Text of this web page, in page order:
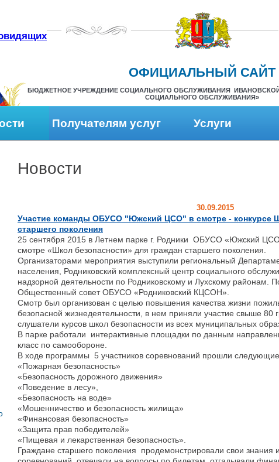
ОФИЦИАЛЬНЫЙ САЙТ
БЮДЖЕТНОЕ УЧРЕЖДЕНИЕ СОЦИАЛЬНОГО ОБСЛУЖИВАНИЯ
СОЦИАЛЬНОГО ОБСЛУЖИВАНИЯ»
Получателям услуг Услуги
Новости
30.09.2015
Участие команды ОБУСО "Южский ЦСО" в смотре - конкурсе
старшего поколения
25 сентября 2015 в Летнем парке г. Родники ОБУСО «Южский
смотре «Школ безопасности» для граждан старшего поколения.
Организаторами мероприятия выступили региональный
населения, Родниковский комплексный центр социального
надзорной деятельности по Родниковскому и Лухскому районам.
Общественный совет ОБУСО «Родниковский КЦСОН».
Смотр был организован с целью повышения качества жизни
безопасной жизнедеятельности, в нем приняли участие свыше 80
слушатели курсов школ безопасности из всех муниципальных
В парке работали интерактивные площадки по данным
класс по самообороне.
В ходе программы 5 участников соревнований прошли
«Пожарная безопасность»
«Безопасность дорожного движения»
«Поведение в лесу»,
«Безопасность на воде»
«Мошенничество и безопасность жилища»
«Финансовая безопасность»
«Защита прав победителей»
«Пищевая и лекарственная безопасность».
Граждане старшего поколения продемонстрировали свои знания